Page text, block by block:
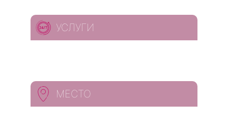
УСЛУГИ
МЕСТО